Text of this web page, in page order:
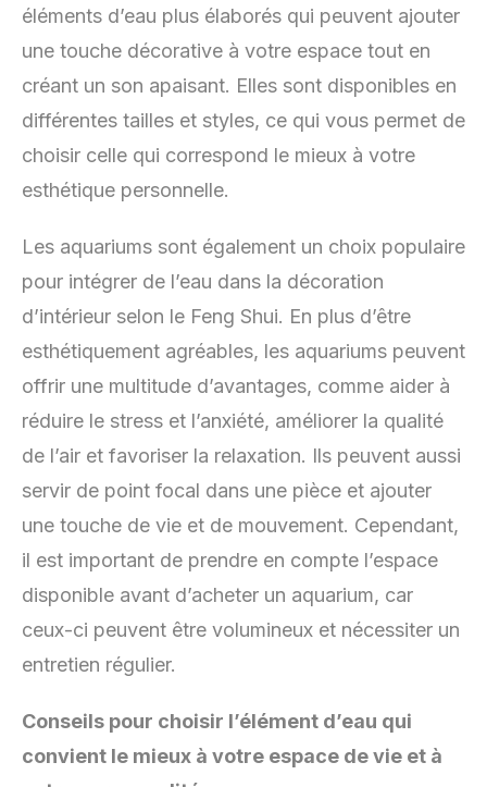
éléments d’eau plus élaborés qui peuvent ajouter
une touche décorative à votre espace tout en
créant un son apaisant. Elles sont disponibles en
différentes tailles et styles, ce qui vous permet de
choisir celle qui correspond le mieux à votre
esthétique personnelle.
Les aquariums sont également un choix populaire
pour intégrer de l’eau dans la décoration
d’intérieur selon le Feng Shui. En plus d’être
esthétiquement agréables, les aquariums peuvent
offrir une multitude d’avantages, comme aider à
réduire le stress et l’anxiété, améliorer la qualité
de l’air et favoriser la relaxation. Ils peuvent aussi
servir de point focal dans une pièce et ajouter
une touche de vie et de mouvement. Cependant,
il est important de prendre en compte l’espace
disponible avant d’acheter un aquarium, car
ceux-ci peuvent être volumineux et nécessiter un
entretien régulier.
Conseils pour choisir l’élément d’eau qui
convient le mieux à votre espace de vie et à